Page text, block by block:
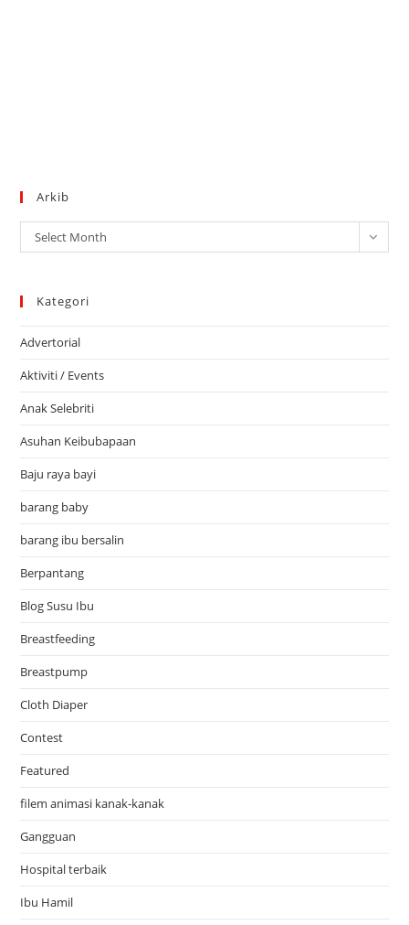
Arkib
Arkib
Select Month
Kategori
Advertorial
Aktiviti / Events
Anak Selebriti
Asuhan Keibubapaan
Baju raya bayi
barang baby
barang ibu bersalin
Berpantang
Blog Susu Ibu
Breastfeeding
Breastpump
Cloth Diaper
Contest
Featured
filem animasi kanak-kanak
Gangguan
Hospital terbaik
Ibu Hamil